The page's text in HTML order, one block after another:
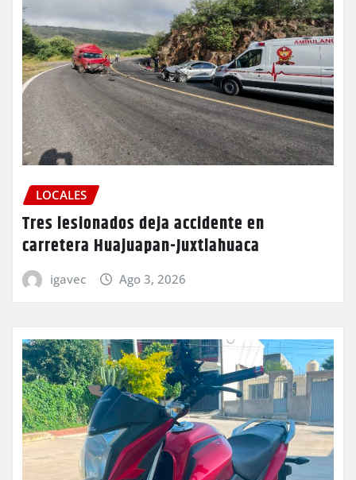
LOCALES
Tres lesionados deja accidente en
carretera Huajuapan-Juxtlahuaca
igavec Ago 3, 2026